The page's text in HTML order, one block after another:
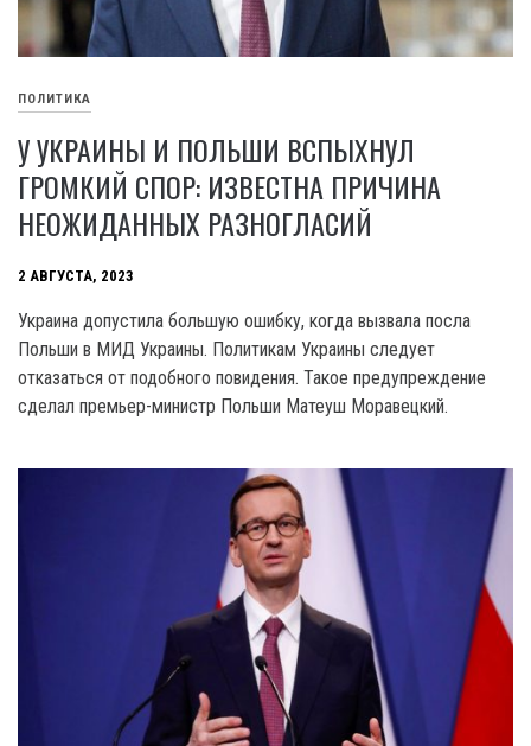
ПОЛИТИКА
У УКРАИНЫ И ПОЛЬШИ ВСПЫХНУЛ
ГРОМКИЙ СПОР: ИЗВЕСТНА ПРИЧИНА
НЕОЖИДАННЫХ РАЗНОГЛАСИЙ
2 АВГУСТА, 2023
Украина допустила большую ошибку, когда вызвала посла
Польши в МИД Украины. Политикам Украины следует
отказаться от подобного повидения. Такое предупреждение
сделал премьер-министр Польши Матеуш Моравецкий.